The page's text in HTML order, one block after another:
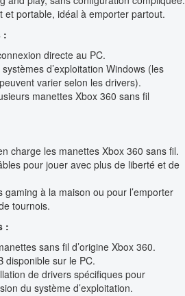
et portable, idéal à emporter partout.
:
directe au PC.
d’exploitation Windows (les
varier selon les drivers).
manettes Xbox 360 sans fil
charge les manettes Xbox 360 sans fil.
pour jouer avec plus de liberté et de
gaming à la maison ou pour l’emporter
tournois.
:
sans fil d’origine Xbox 360.
disponible sur le PC.
de drivers spécifiques pour
du système d’exploitation.